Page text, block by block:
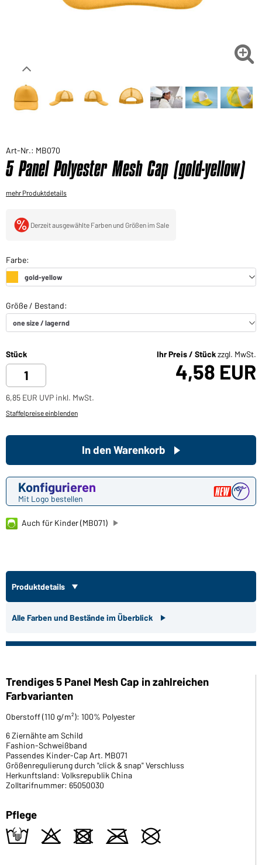
Sie möchten gerne für Ihren privaten Bedarf

Art-Nr.: MB070
5 Panel Polyester Mesh Cap (gold-yellow)
mehr Produktdetails
Derzeit ausgewählte Farben und Größen im Sale
Stück Ihr Preis / Stückzzgl. MwSt.
4,58 EUR
6,85 EUR UVP inkl. MwSt.
Staffelpreise einblenden
Konfigurieren
Mit Logo bestellen
In den Warenkorb
Auch für Kinder (MB071)
Produktdetails
Alle Farben und Bestände im Überblick
Trendiges 5 Panel Mesh Cap in zahlreichen
Farbvarianten
Oberstoff (110 g/m²): 100% Polyester
6 Ziernähte am Schild
Fashion-Schweißband
Passendes Kinder-Cap Art. MB071
Größenregulierung durch "click & snap" Verschluss
Herkunftsland: Volksrepublik China
Zolltarifnummer: 65050030
Pflege
t o d m U